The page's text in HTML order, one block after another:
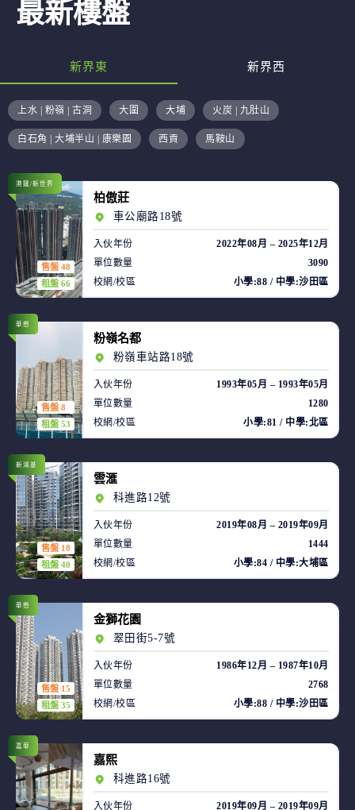
最新樓盤
新界東 新界西
上水 | 粉嶺 | 古洞 大圍 大埔 火炭 | 九肚山
白石角 | 大埔半山 | 康樂園 西貢 馬鞍山
售盤 48
租盤 66
港鐵/新世界
柏傲莊
車公廟路18號
入伙年份
2022年08月 – 2025年12月
單位數量
3090
校網/校區
小學:88 / 中學:沙田區
售盤 8
租盤 53
華懋
粉嶺名都
粉嶺車站路18號
入伙年份
1993年05月 – 1993年05月
單位數量
1280
校網/校區
小學:81 / 中學:北區
售盤 18
租盤 40
新鴻基
雲滙
科進路12號
入伙年份
2019年08月 – 2019年09月
單位數量
1444
校網/校區
小學:84 / 中學:大埔區
售盤 15
租盤 35
華懋
金獅花園
翠田街5-7號
入伙年份
1986年12月 – 1987年10月
單位數量
2768
校網/校區
小學:88 / 中學:沙田區
嘉華
嘉熙
科進路16號
入伙年份
2019年09月 – 2019年09月